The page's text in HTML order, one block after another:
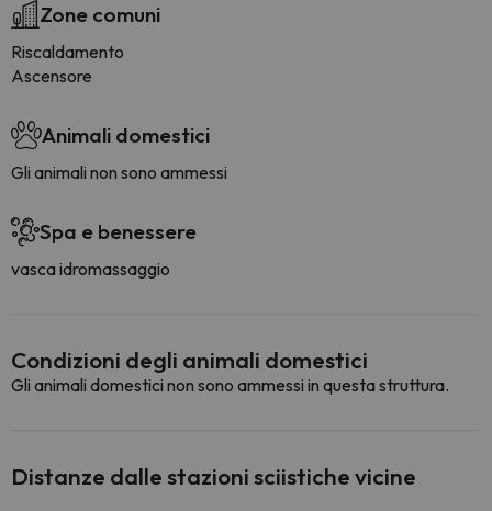
Zone comuni
Riscaldamento
Ascensore
Animali domestici
Gli animali non sono ammessi
Spa e benessere
vasca idromassaggio
Condizioni degli animali domestici
Gli animali domestici non sono ammessi in questa struttura.
Distanze dalle stazioni sciistiche vicine